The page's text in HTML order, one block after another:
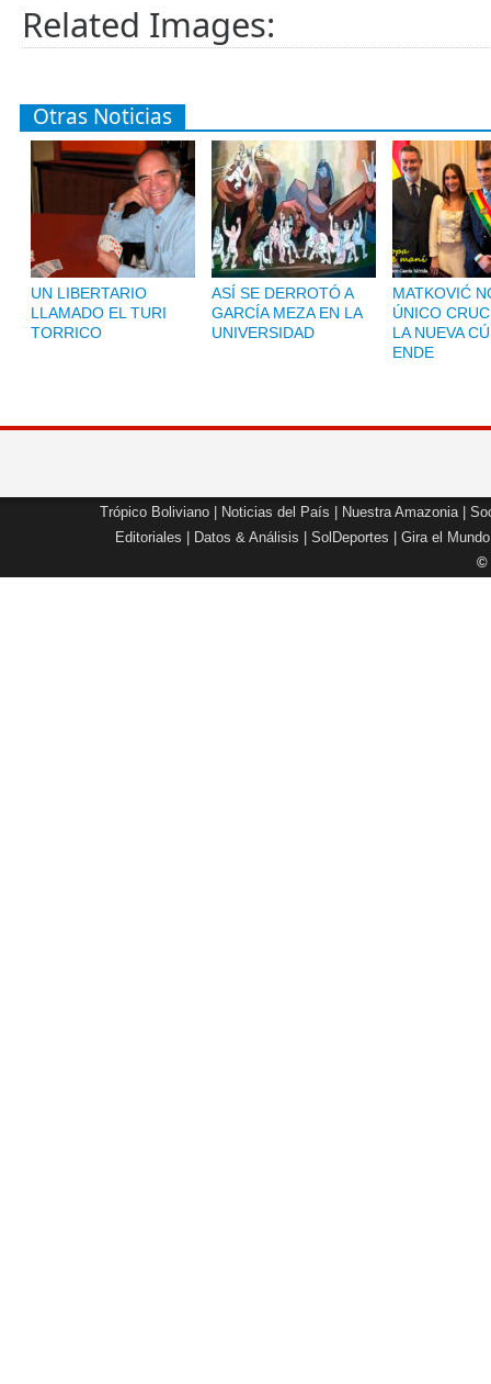
Related Images:
Otras Noticias
UN LIBERTARIO
LLAMADO EL TURI
TORRICO
ASÍ SE DERROTÓ A
GARCÍA MEZA EN LA
UNIVERSIDAD
MATKOVIĆ
ÚNICO
LA NUEVA
ENDE
Trópico Boliviano Noticias del País Nuestra Amazonia|
Editoriales
Datos & Análisis SolDeportes Gira el Mundo
©